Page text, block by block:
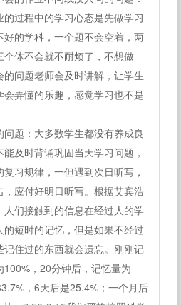
的过程中的学习心态是先做学习
好的学科，一个题不会空着，两
个体不会就不耐烦了，不想做
的问题老师会及时讲解，让学生
会弄懂的乐趣，感觉学习也不是
题：大多数学生都没有养成良
及时背诵巩固当天学习问题，
习规律，一但遇到次日听写，
，应付好明日听写。根据艾宾浩
人们接触到的信息在经过人的学
的短时的记忆，但是如果不经过
记住过的东西就会遗忘。刚刚记
100%，20分钟后，记忆量为
，6天后是25.4%；一个月后